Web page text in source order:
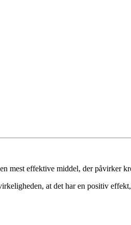
mest effektive middel, der påvirker
at det har en positiv